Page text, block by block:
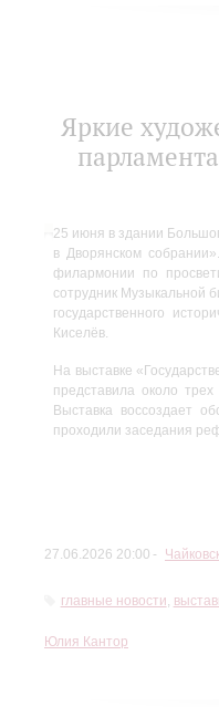
Яркие
25 июня в здании
в Дворянском
филармонии по
сотрудник Музыкальной
государственного
Киселёв.
На выставке
представила около
Выставка воссоздает
проходили заседания
27.06.2026 20:00
главные новости,
Юлия Кантор